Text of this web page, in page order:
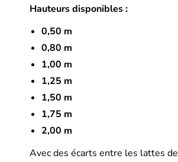
Hauteurs disponibles :
0,50 m
0,80 m
1,00 m
1,25 m
1,50 m
1,75 m
2,00 m
Avec des écarts entre les lattes de